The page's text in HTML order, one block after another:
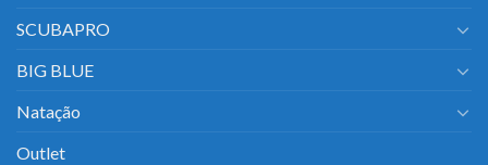
SCUBAPRO
BIG BLUE
Natação
Outlet